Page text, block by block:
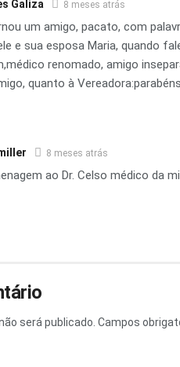
Galiza 8 meses atrás
um amigo, pacato, com
e sua esposa Maria, quando
renomado, amigo
quanto à
8 meses atrás
ao Dr. Celso médico da
será publicado. Campos